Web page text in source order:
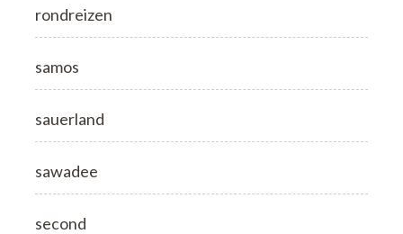
rondreizen
samos
sauerland
sawadee
second